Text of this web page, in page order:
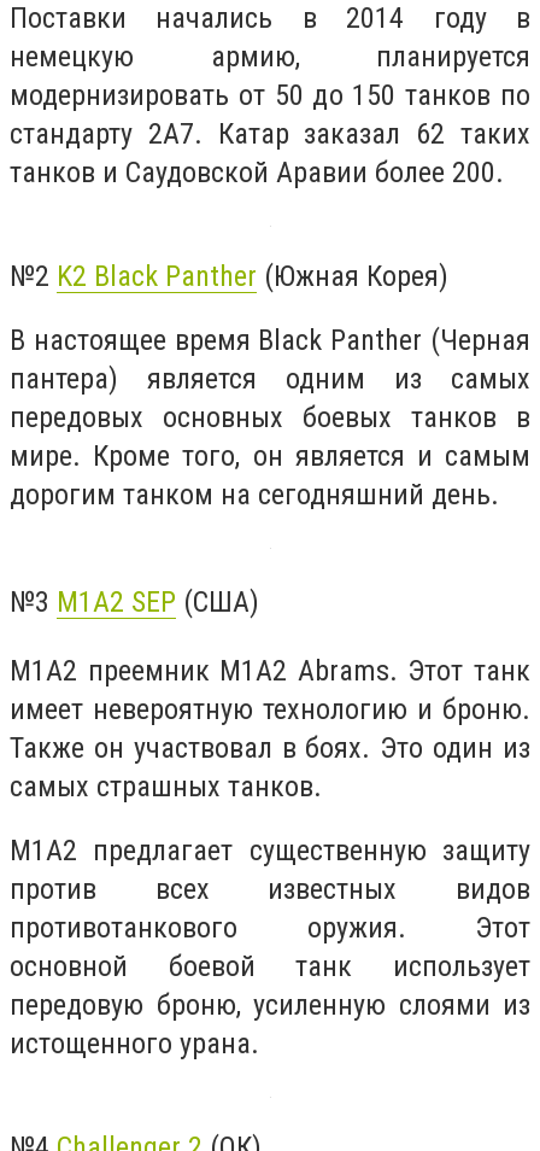
Поставки начались в 2014 году в
немецкую армию, планируется
модернизировать от 50 до 150 танков по
стандарту 2A7. Катар заказал 62 таких
танков и Саудовской Аравии более 200.
№2 K2 Black Panther (Южная Корея)
В настоящее время Black Panther (Черная
пантера) является одним из самых
передовых основных боевых танков в
мире. Кроме того, он является и самым
дорогим танком на сегодняшний день.
№3 M1A2 SEP (США)
М1А2 преемник M1A2 Abrams. Этот танк
имеет невероятную технологию и броню.
Также он участвовал в боях. Это один из
самых страшных танков.
M1A2 предлагает существенную защиту
против всех известных видов
противотанкового оружия. Этот
основной боевой танк использует
передовую броню, усиленную слоями из
истощенного урана.